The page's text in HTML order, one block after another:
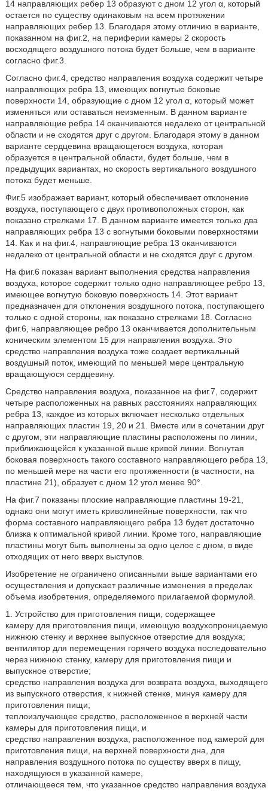
14 направляющих ребер 13 образуют с дном 12 угол α, который
остается по существу одинаковым на всем протяжении
направляющих ребер 13. Благодаря этому отличию в варианте,
показанном на фиг.2, на периферии камеры 2 скорость
восходящего воздушного потока будет больше, чем в варианте
согласно фиг.3.
Согласно фиг.4, средство направления воздуха содержит четыре
направляющих ребра 13, имеющих вогнутые боковые
поверхности 14, образующие с дном 12 угол α, который может
изменяться или оставаться неизменным. В данном варианте
направляющие ребра 14 оканчиваются недалеко от центральной
области и не сходятся друг с другом. Благодаря этому в данном
варианте сердцевина вращающегося воздуха, которая
образуется в центральной области, будет больше, чем в
предыдущих вариантах, но скорость вертикального воздушного
потока будет меньше.
Фиг.5 изображает вариант, который обеспечивает отклонение
воздуха, поступающего с двух противоположных сторон, как
показано стрелками 17. В данном варианте имеется только два
направляющих ребра 13 с вогнутыми боковыми поверхностями
14. Как и на фиг.4, направляющие ребра 13 оканчиваются
недалеко от центральной области и не сходятся друг с другом.
На фиг.6 показан вариант выполнения средства направления
воздуха, которое содержит только одно направляющее ребро 13,
имеющее вогнутую боковую поверхность 14. Этот вариант
предназначен для отклонения воздушного потока, поступающего
только с одной стороны, как показано стрелками 18. Согласно
фиг.6, направляющее ребро 13 оканчивается дополнительным
коническим элементом 15 для направления воздуха. Это
средство направления воздуха тоже создает вертикальный
воздушный поток, имеющий по меньшей мере центральную
вращающуюся сердцевину.
Средство направления воздуха, показанное на фиг.7, содержит
четыре расположенных на равных расстояниях направляющих
ребра 13, каждое из которых включает несколько отдельных
направляющих пластин 19, 20 и 21. Вместе или в сочетании друг
с другом, эти направляющие пластины расположены по линии,
приближающейся к указанной выше кривой линии. Вогнутая
боковая поверхность такого составного направляющего ребра 13,
по меньшей мере на части его протяженности (в частности, на
пластине 21), образует с дном 12 угол менее 90°.
На фиг.7 показаны плоские направляющие пластины 19-21,
однако они могут иметь криволинейные поверхности, так что
форма составного направляющего ребра 13 будет достаточно
близка к оптимальной кривой линии. Кроме того, направляющие
пластины могут быть выполнены за одно целое с дном, в виде
отходящих от него вверх выступов.
Изобретение не ограничено описанными выше вариантами его
осуществления и допускает различные изменения в пределах
объема изобретения, определяемого прилагаемой формулой.
1. Устройство для приготовления пищи, содержащее
камеру для приготовления пищи, имеющую воздухопроницаемую
нижнюю стенку и верхнее выпускное отверстие для воздуха;
вентилятор для перемещения горячего воздуха последовательно
через нижнюю стенку, камеру для приготовления пищи и
выпускное отверстие;
средство направления воздуха для возврата воздуха, выходящего
из выпускного отверстия, к нижней стенке, минуя камеру для
приготовления пищи;
теплоизлучающее средство, расположенное в верхней части
камеры для приготовления пищи, и
средство направления воздуха, расположенное под камерой для
приготовления пищи, на верхней поверхности дна, для
направления воздушного потока по существу вверх в пищу,
находящуюся в указанной камере,
отличающееся тем, что указанное средство направления воздуха